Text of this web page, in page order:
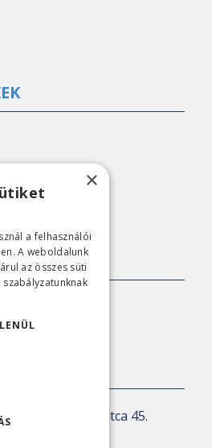
Budapest, Ilka utca 45.
×
a felhasználói
A weboldalunk
az összes süti